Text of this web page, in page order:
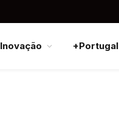
Inovação +Portugal